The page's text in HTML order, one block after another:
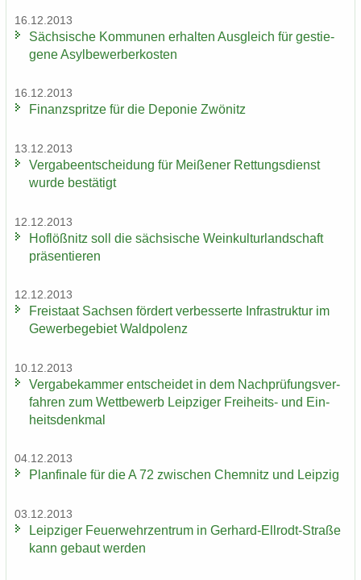
16.12.2013
Säch­si­sche Kom­mu­nen er­hal­ten Aus­gleich für ge­stie­
ge­ne Asyl­be­wer­ber­kos­ten
16.12.2013
Fi­nanz­sprit­ze für die De­po­nie Zwö­nitz
13.12.2013
Ver­ga­be­ent­schei­dung für Mei­ße­ner Ret­tungs­dienst
wurde be­stä­tigt
12.12.2013
Hof­löß­nitz soll die säch­si­sche Wein­kul­tur­land­schaft
prä­sen­tie­ren
12.12.2013
Frei­staat Sach­sen för­dert ver­bes­ser­te In­fra­struk­tur im
Ge­wer­be­ge­biet Wald­po­lenz
10.12.2013
Ver­ga­be­kam­mer ent­schei­det in dem Nach­prü­fungs­ver­
fah­ren zum Wett­be­werb Leip­zi­ger Freiheits-​ und Ein­
heits­denk­mal
04.12.2013
Plan­fi­na­le für die A 72 zwi­schen Chem­nitz und Leip­zig
03.12.2013
Leip­zi­ger Feu­er­wehr­zen­trum in Gerhard-​Ellrodt-Straße
kann ge­baut wer­den